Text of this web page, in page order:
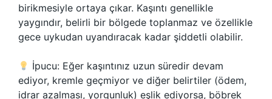
birikmesiyle ortaya çıkar. Kaşıntı genellikle
yaygındır, belirli bir bölgede toplanmaz ve özellikle
gece uykudan uyandıracak kadar şiddetli olabilir.
İpucu: Eğer kaşıntınız uzun süredir devam
ediyor, kremle geçmiyor ve diğer belirtiler (ödem,
idrar azalması, yorgunluk) eşlik ediyorsa, böbrek